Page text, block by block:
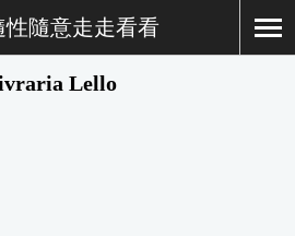
性隨意走走看看
Lello